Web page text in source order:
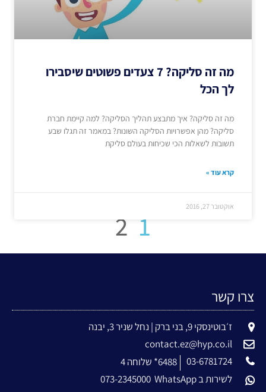
מה זה סליקה? 7 צעדים פשוטים שיסבירו
לך הכל
מה זה סליקה? איך מתבצע תהליך הסליקה? למה קיימת חברת
סליקה? מהן אפשרויות הסליקה השונות? במאמר זה תגלו שבע
תשובות לשאלות הכי שכיחות בעולם סליקת
קרא עוד »
אוקטובר 27, 2016
1
2
צרו קשר
ז׳בוטינסקי 9, בני ברק | נחל שניר 3, יבנה
contact.ez@hyp.co.il
03-6781724
6488* שלוחה 4
לשירות ב WhatsApp
073-2345000